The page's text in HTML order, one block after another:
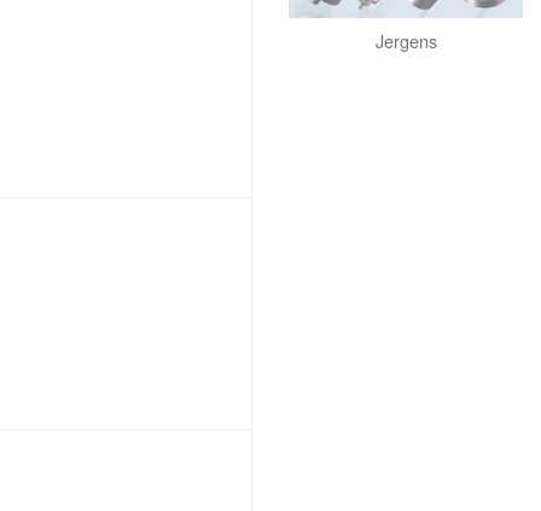
Jergens